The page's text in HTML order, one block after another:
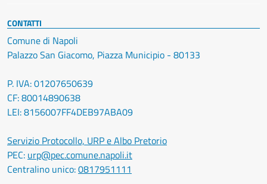
CONTATTI
Comune di Napoli
Palazzo San Giacomo, Piazza Municipio - 80133
P. IVA: 01207650639
CF: 80014890638
LEI: 8156007FF4DEB97ABA09
Servizio Protocollo, URP e Albo Pretorio
PEC: urp@pec.comune.napoli.it
Centralino unico:0817951111